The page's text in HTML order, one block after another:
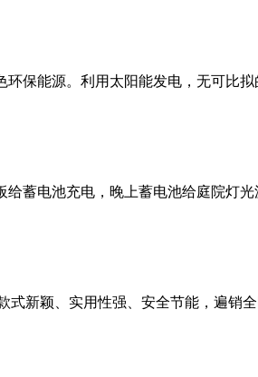
保能源。利用太阳能发电，无可比
蓄电池充电，晚上蓄电池给庭院灯
新颖、实用性强、安全节能，遍销